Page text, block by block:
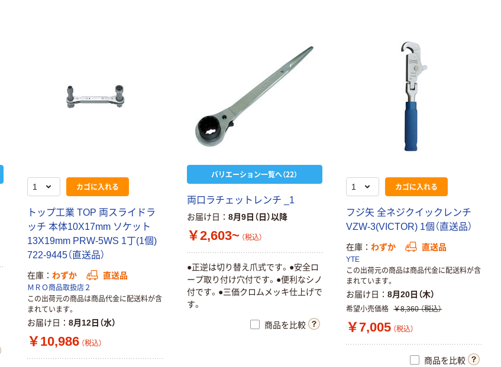
カゴに入れる
トップ工業 TOP 両スライドラ
ッチ 本体10X17mm ソケット
13X19mm PRW-5WS 1丁(1個)
722-9445（直送品）
在庫 わずか 直送品
ＭＲＯ商品取扱店２
この出荷元の商品は商品代金に配送料が含
まれています。
お届け日 8月12日（水）
￥10,986 （税込）
バリエーション一覧へ（22）
両口ラチェットレンチ _1
お届け日 8月9日（日）以降
￥2,603~ （税込）
●正逆は切り替え爪式です。●安全ロ
ープ取り付け穴付です。●便利なシノ
付です。●三価クロムメッキ仕上げで
す。
商品を比較
カゴに入れる
フジ矢 全ネジクイックレンチ
VZW-3(VICTOR) 1個（直送品）
在庫 わずか 直送品
YTE
この出荷元の商品は商品代金に配送料が含
まれています。
お届け日 8月20日（木）
希望小売価格 ￥8,360 （税込）
￥7,005 （税込）
商品を比較